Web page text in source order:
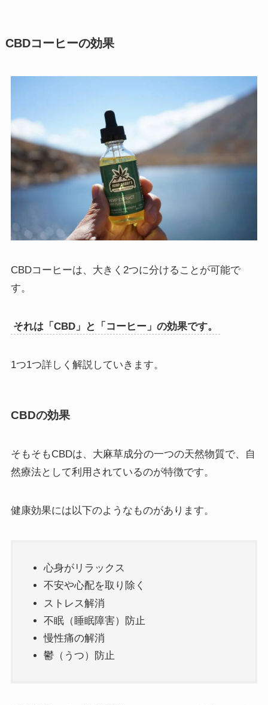
CBDコーヒーの効果
CBDコーヒーは、大きく2つに分けることが可能で
す。
それは「CBD」と「コーヒー」の効果です。
1つ1つ詳しく解説していきます。
CBDの効果
そもそもCBDは、大麻草成分の一つの天然物質で、自
然療法として利用されているのが特徴です。
健康効果には以下のようなものがあります。
心身がリラックス
不安や心配を取り除く
ストレス解消
不眠（睡眠障害）防止
慢性痛の解消
鬱（うつ）防止